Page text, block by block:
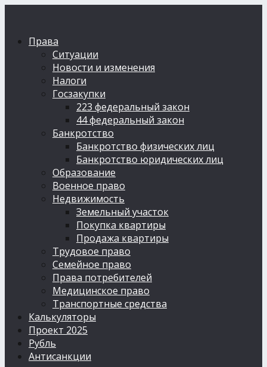
Права
Ситуации
Новости и изменения
Налоги
Госзакупки
223 федеральный закон
44 федеральный закон
Банкротство
Банкротство физических лиц
Банкротство юридических лиц
Образование
Военное право
Недвижимость
Земельный участок
Покупка квартиры
Продажа квартиры
Трудовое право
Семейное право
Права потребителей
Медицинское право
Транспортные средства
Калькуляторы
Проект 2025
Рубль
Антисанкции